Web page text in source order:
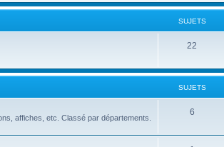
SUJETS
22
SUJETS
affiches, etc. Classé par départements.
6